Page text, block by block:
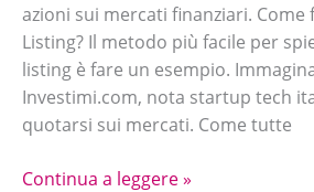
azioni sui mercati finanziari. Come
Listing? Il metodo più facile per
listing è fare un esempio.
Investimi.com, nota startup tech
quotarsi sui mercati. Come tutte
e
SPAC
Continua a leggere »